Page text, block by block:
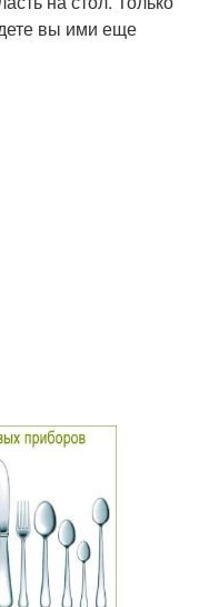
вы ими еще